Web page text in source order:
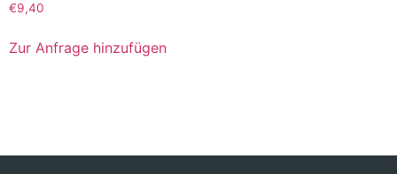
€9,40
Zur Anfrage hinzufügen